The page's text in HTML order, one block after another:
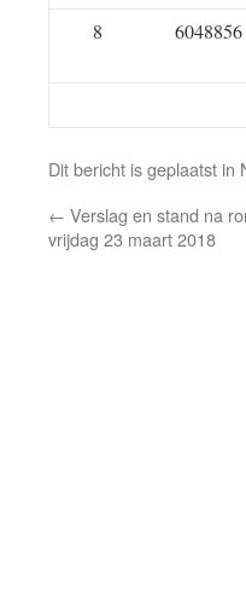
8 6048856
Dit bericht is geplaatst in
← Verslag en stand na
vrijdag 23 maart 2018